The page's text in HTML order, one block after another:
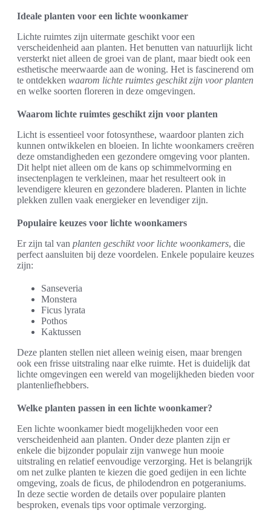
Ideale planten voor een lichte woonkamer
Lichte ruimtes zijn uitermate geschikt voor een
verscheidenheid aan planten. Het benutten van natuurlijk licht
versterkt niet alleen de groei van de plant, maar biedt ook een
esthetische meerwaarde aan de woning. Het is fascinerend om
te ontdekken waarom lichte ruimtes geschikt zijn voor planten
en welke soorten floreren in deze omgevingen.
Waarom lichte ruimtes geschikt zijn voor planten
Licht is essentieel voor fotosynthese, waardoor planten zich
kunnen ontwikkelen en bloeien. In lichte woonkamers creëren
deze omstandigheden een gezondere omgeving voor planten.
Dit helpt niet alleen om de kans op schimmelvorming en
insectenplagen te verkleinen, maar het resulteert ook in
levendigere kleuren en gezondere bladeren. Planten in lichte
plekken zullen vaak energieker en levendiger zijn.
Populaire keuzes voor lichte woonkamers
Er zijn tal van planten geschikt voor lichte woonkamers, die
perfect aansluiten bij deze voordelen. Enkele populaire keuzes
zijn:
Sanseveria
Monstera
Ficus lyrata
Pothos
Kaktussen
Deze planten stellen niet alleen weinig eisen, maar brengen
ook een frisse uitstraling naar elke ruimte. Het is duidelijk dat
lichte omgevingen een wereld van mogelijkheden bieden voor
plantenliefhebbers.
Welke planten passen in een lichte woonkamer?
Een lichte woonkamer biedt mogelijkheden voor een
verscheidenheid aan planten. Onder deze planten zijn er
enkele die bijzonder populair zijn vanwege hun mooie
uitstraling en relatief eenvoudige verzorging. Het is belangrijk
om net zulke planten te kiezen die goed gedijen in een lichte
omgeving, zoals de ficus, de philodendron en potgeraniums.
In deze sectie worden de details over populaire planten
besproken, evenals tips voor optimale verzorging.